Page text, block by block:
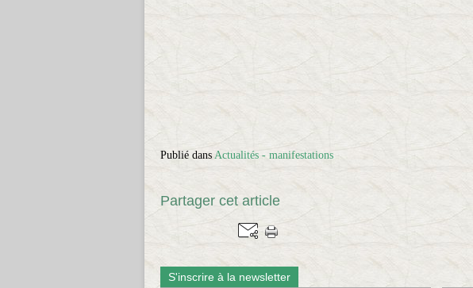
Publié dans Actualités - manifestations
Partager cet article
S'inscrire à la newsletter